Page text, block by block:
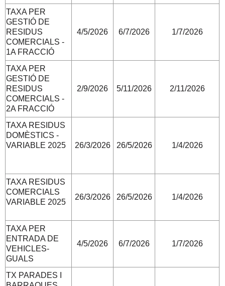
TAXA PER
GESTIÓ DE
RESIDUS
COMERCIALS -
1A FRACCIÓ
4/5/2026 6/7/2026 1/7/2026
TAXA PER
GESTIÓ DE
RESIDUS
COMERCIALS -
2A FRACCIÓ
2/9/2026 5/11/2026 2/11/2026
TAXA RESIDUS
DOMÈSTICS -
VARIABLE 2025
26/3/2026 26/5/2026 1/4/2026
TAXA RESIDUS
COMERCIALS
VARIABLE 2025
26/3/2026 26/5/2026 1/4/2026
TAXA PER
ENTRADA DE
VEHICLES-
GUALS
4/5/2026 6/7/2026 1/7/2026
TX PARADES I